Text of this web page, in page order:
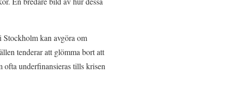
kan avgöra om
tenderar att glömma bort att
ofta underfinansieras tills krisen